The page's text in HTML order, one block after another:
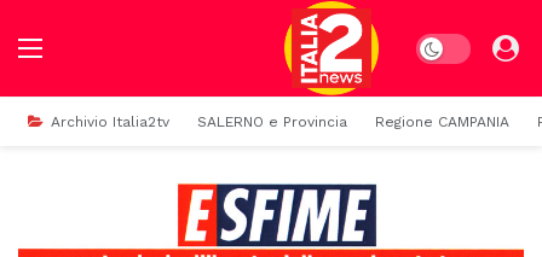
Dark mode
Archivio Italia2tv SALERNO e Provincia Regione CAMPANIA